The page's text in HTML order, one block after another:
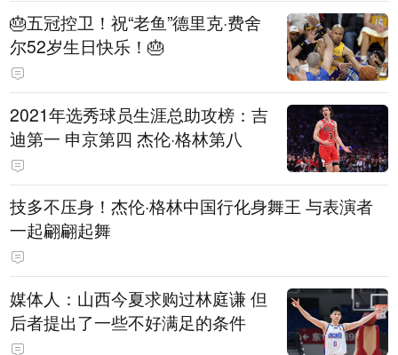
🎂五冠控卫！祝“老鱼”德里克·费舍
尔52岁生日快乐！🎂
2021年选秀球员生涯总助攻榜：吉
迪第一 申京第四 杰伦·格林第八
技多不压身！杰伦·格林中国行化身舞王 与表演者
一起翩翩起舞
媒体人：山西今夏求购过林庭谦 但
后者提出了一些不好满足的条件